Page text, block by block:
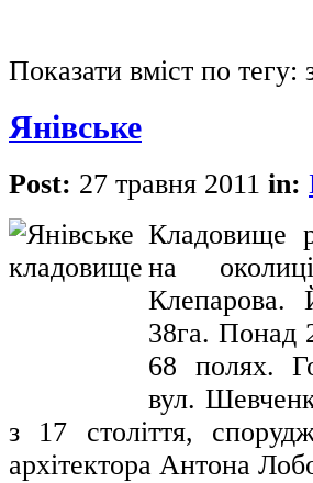
Показати вміст по тегу:
Янівське
Post: 27 травня 2011 in:
Кладовище
на
Клепарова.
38га. Понад
68 полях.
вул.
з 17 століття,
архітектора Антона